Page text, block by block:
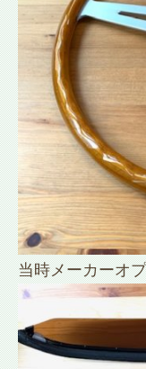
当時メーカーオ